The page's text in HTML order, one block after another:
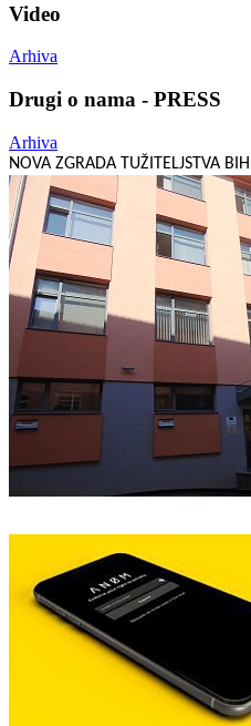
Video
Arhiva
Drugi o nama - PRESS
Arhiva
NOVA ZGRADA TUŽITELJSTVA BIH